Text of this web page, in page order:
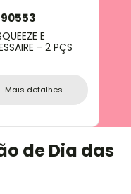
E
- 2 PÇS
Mais detalhes
de Dia das